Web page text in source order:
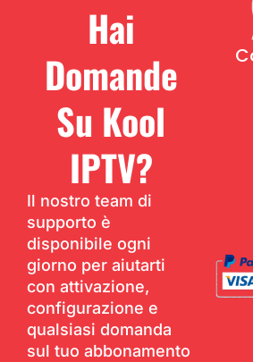
Hai
Domande
Su Kool
IPTV?
Il nostro team di
supporto è
disponibile ogni
giorno per aiutarti
con attivazione,
configurazione e
qualsiasi domanda
sul tuo abbonamento